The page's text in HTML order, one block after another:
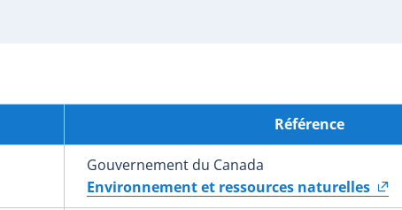
Référence
Gouvernement du Canada
Environnement et ressources naturelles